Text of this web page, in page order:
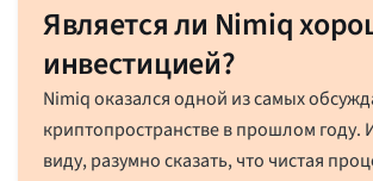
Является ли Nimiq
инвестицией?
Nimiq оказался одной из самых
криптопространстве в прошлом году.
виду, разумно сказать, что чистая